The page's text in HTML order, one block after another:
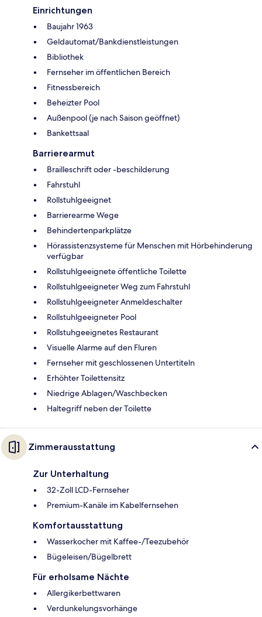
Einrichtungen
Baujahr 1963
Geldautomat/Bankdienstleistungen
Bibliothek
Fernseher im öffentlichen Bereich
Fitnessbereich
Beheizter Pool
Außenpool (je nach Saison geöffnet)
Bankettsaal
Barrierearmut
Brailleschrift oder -beschilderung
Fahrstuhl
Rollstuhlgeeignet
Barrierearme Wege
Behindertenparkplätze
Hörassistenzsysteme für Menschen mit Hörbehinderung
verfügbar
Rollstuhlgeeignete öffentliche Toilette
Rollstuhlgeeigneter Weg zum Fahrstuhl
Rollstuhlgeeigneter Anmeldeschalter
Rollstuhlgeeigneter Pool
Rollstuhgeeignetes Restaurant
Visuelle Alarme auf den Fluren
Fernseher mit geschlossenen Untertiteln
Erhöhter Toilettensitz
Niedrige Ablagen/Waschbecken
Haltegriff neben der Toilette
Zimmerausstattung
Zur Unterhaltung
32-Zoll LCD-Fernseher
Premium-Kanäle im Kabelfernsehen
Komfortausstattung
Wasserkocher mit Kaffee-/Teezubehör
Bügeleisen/Bügelbrett
Für erholsame Nächte
Allergikerbettwaren
Verdunkelungsvorhänge